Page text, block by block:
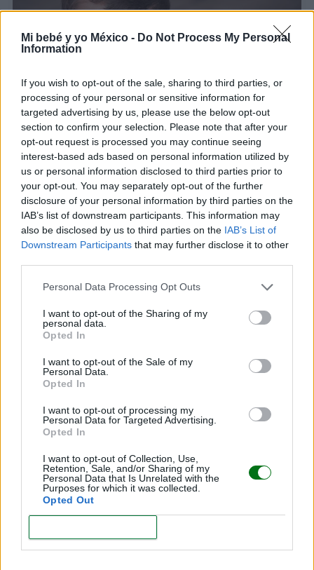
Mi bebé y yo México - Do Not Process My Personal
Information
If you wish to opt-out of the sale, sharing to third parties, or
processing of your personal or sensitive information for
targeted advertising by us, please use the below opt-out
section to confirm your selection. Please note that after your
opt-out request is processed you may continue seeing
interest-based ads based on personal information utilized by
us or personal information disclosed to third parties prior to
your opt-out. You may separately opt-out of the further
disclosure of your personal information by third parties on the
IAB’s list of downstream participants. This information may
also be disclosed by us to third parties on the IAB’s List of
Downstream Participants that may further disclose it to other
Personal Data Processing Opt Outs
I want to opt-out of the Sharing of my
personal data.
Opted In
I want to opt-out of the Sale of my
Personal Data.
Opted In
I want to opt-out of processing my
Personal Data for Targeted Advertising.
Opted In
I want to opt-out of Collection, Use,
Retention, Sale, and/or Sharing of my
Personal Data that Is Unrelated with the
Purposes for which it was collected.
Opted Out
Trajes de primera comunión: ¡tendencias para
niños!
LEER
Vestidos de primera comunión: ¡propuestas para
LEER